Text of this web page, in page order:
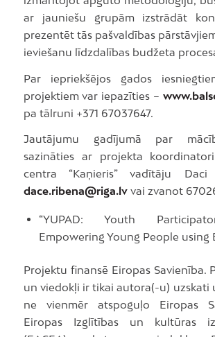
ar jauniešu grupām izstrādāt
prezentēt tās pašvaldības
ieviešanu līdzdalības budžeta
Par iepriekšējos gados
projektiem var iepazīties –
pa tālruni +371 67037647.
Jautājumu gadījumā par
sazināties ar projekta
centra “Kaņieris” vadītāju
dace.ribena@riga.lvvai zvanot
“YUPAD: Youth
Empowering Young People using
Projektu finansē Eiropas Savienība.
un viedokļi ir tikai autora(-u) uzskati
ne vienmēr atspoguļo Eiropas
Eiropas Izglītības un kultūras